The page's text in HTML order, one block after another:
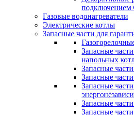
подключением
Газовые водонагреватели
Электрические котлы
Запасные части для
Запасные
напольных
Запасные
Запасные
Запасные
Запасные
Запасные